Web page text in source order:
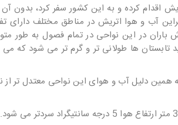
اقدام کرده و به این کشور سفر کرد، بدون
آب و هوا اتریش در مناطق مختلف
در این نواحی در تمام فصول به طور
ها طولانی تر و گرم تر می شود که می
دلیل آب و هوای این نواحی معتدل تر